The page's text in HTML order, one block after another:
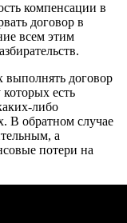
компенсации в
договор в
всем этим
выполнять договор
есть
либо
В обратном случае
а
потери на